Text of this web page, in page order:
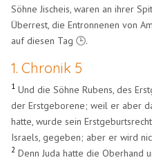
Söhne Jischeis, waren an ihrer
Überrest, die Entronnenen von
auf diesen Tag 🕒.
1. Chronik 5
1 Und die Söhne Rubens, des
der Erstgeborene; weil er aber
hatte, wurde sein
Israels, gegeben; aber er wird
2 Denn Juda hatte die Oberhand